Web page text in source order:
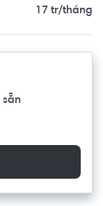
17 tr/tháng
sẵn